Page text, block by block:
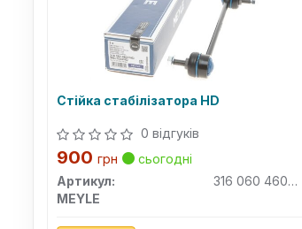
Стійка стабілізатора HD
0 відгуків
900 грн
сьогодні
Артикул:
316 060 4607HD
MEYLE